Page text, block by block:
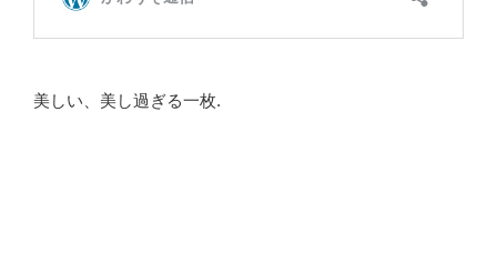
美しい、美し過ぎる一枚.